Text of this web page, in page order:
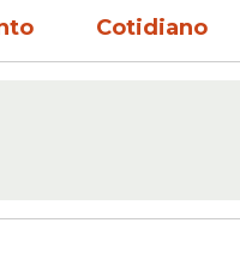
Cotidiano